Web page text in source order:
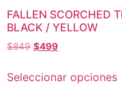
FALLEN SCORCHED
BLACK / YELLOW
$849 $499
Seleccionar opciones